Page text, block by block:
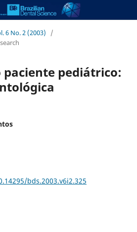
6 No. 2 (2003)
/
paciente pediátrico:
bds.2003.v6i2.325